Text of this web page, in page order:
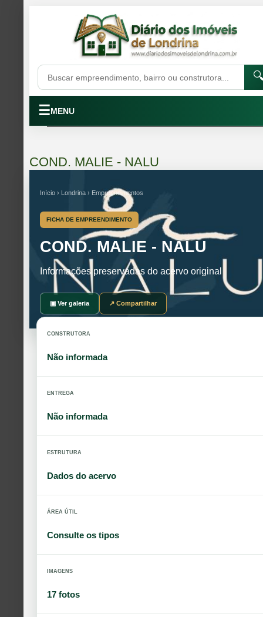
☰MENU
COND. MALIE - NALU
Início › Londrina › Empreendimentos
FICHA DE EMPREENDIMENTO
COND. MALIE - NALU
Informações preservadas do acervo original
▣ Ver galeria ↗ Compartilhar
CONSTRUTORA
Não informada
ENTREGA
Não informada
ESTRUTURA
Dados do acervo
ÁREA ÚTIL
Consulte os tipos
IMAGENS
17 fotos